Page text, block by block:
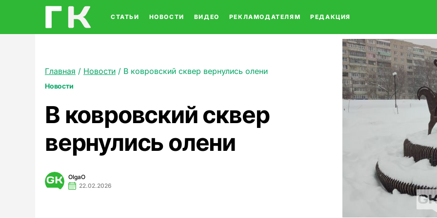
СТАТЬИ НОВОСТИ ВИДЕО РЕКЛАМОДАТЕЛЯМ РЕДАКЦИЯ
Главная / Новости / В ковровский сквер вернулись олени
Новости
В ковровский сквер
вернулись олени
OlgaO
22.02.2026